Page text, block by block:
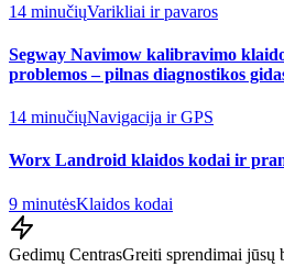
14 minučiųVarikliai ir pavaros
Segway Navimow kalibravimo
problemos – pilnas diagnostikos
14 minučiųNavigacija ir GPS
Worx Landroid klaidos kodai ir
9 minutėsKlaidos kodai
Gedimų CentrasGreiti sprendimai jūsų